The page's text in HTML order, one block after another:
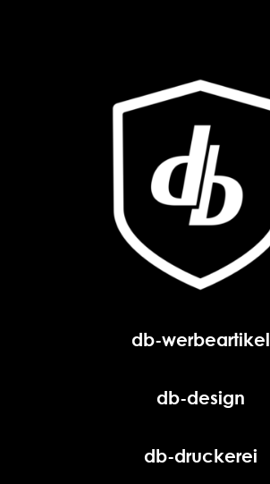
db-werbeartikel
db-design
db-druckerei